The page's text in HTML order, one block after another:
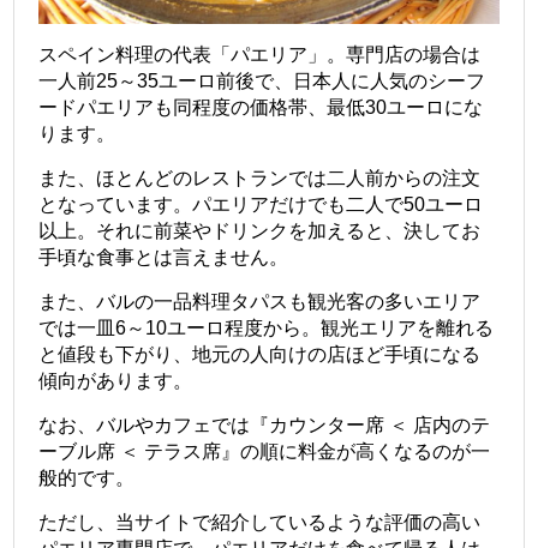
スペイン料理の代表「パエリア」。専門店の場合は
一人前25～35ユーロ前後で、日本人に人気のシーフ
ードパエリアも同程度の価格帯、最低30ユーロにな
ります。
また、ほとんどのレストランでは二人前からの注文
となっています。パエリアだけでも二人で50ユーロ
以上。それに前菜やドリンクを加えると、決してお
手頃な食事とは言えません。
また、バルの一品料理タパスも観光客の多いエリア
では一皿6～10ユーロ程度から。観光エリアを離れる
と値段も下がり、地元の人向けの店ほど手頃になる
傾向があります。
なお、バルやカフェでは『カウンター席 ＜ 店内のテ
ーブル席 ＜ テラス席』の順に料金が高くなるのが一
般的です。
ただし、当サイトで紹介しているような評価の高い